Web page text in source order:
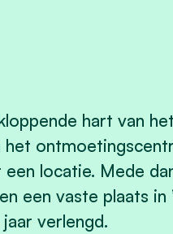
hart van
locatie. Mede
een vaste plaats in
verlengd.